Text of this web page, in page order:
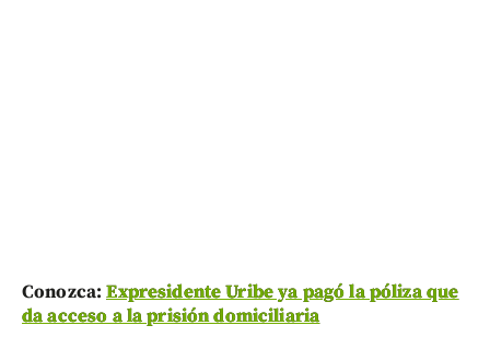
Conozca:Expresidente Uribe ya pagó la póliza que
da acceso a la prisión domiciliaria